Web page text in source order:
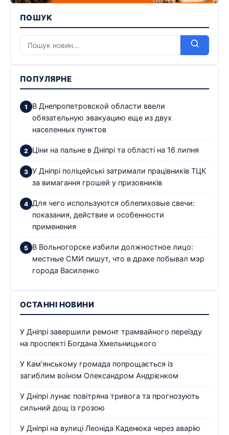
ПОШУК
ПОПУЛЯРНЕ
В Днепропетровской области ввели
обязательную эвакуацию еще из двух
населенных пунктов
Ціни на пальне в Дніпрі та області на 16 липня
У Дніпрі поліцейські затримали працівників ТЦК
за вимагання грошей у призовників
Для чего используются облепиховые свечи:
показания, действие и особенности
применения
В Вольногорске избили должностное лицо:
местные СМИ пишут, что в драке побывал мэр
города Василенко
ОСТАННІ НОВИНИ
У Дніпрі завершили ремонт трамвайного переїзду
на проспекті Богдана Хмельницького
У Кам’янському громада попрощається із
загиблим воїном Олександром Андрієнком
У Дніпрі лунає повітряна тривога та прогнозують
сильний дощ із грозою
У Дніпрі на вулиці Леоніда Каденюка через аварію